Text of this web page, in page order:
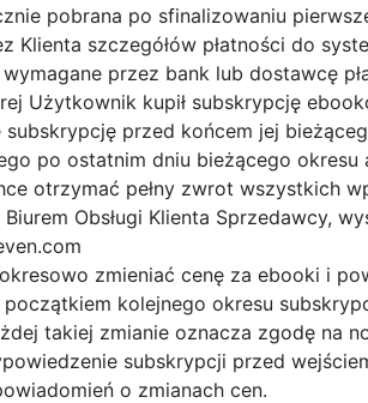
pobrana po sfinalizowaniu
Klienta szczegółów płatności do
przez bank lub dostawcę
Użytkownik kupił subskrypcję
przed końcem jej
po ostatnim dniu bieżącego okresu
otrzymać pełny zwrot wszystkich
Obsługi Klienta Sprzedawcy,
zmieniać cenę za ebooki i
kolejnego okresu
takiej zmianie oznacza zgodę na
subskrypcji przed
o zmianach cen.